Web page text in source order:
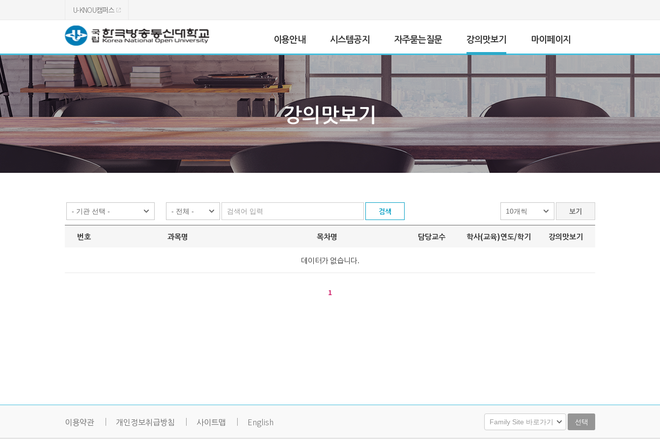
U-KNOU캠퍼스
이용안내 시스템공지 자주묻는질문 강의맛보기 마이페이지
강의맛보기
검색 보기
번호 과목명 목차명 담당교수 학사(교육)연도/학기 강의맛보기
데이터가 없습니다.
1
이용약관 개인정보취급방침 사이트맵 English 선택